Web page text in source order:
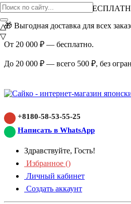
ВНИМАНИЕ АКЦИЯ!
🎁 Выгодная доставка для всех
От 20 000 ₽ — бесплатно.
До 20 000 ₽ — всего 500 ₽, без
+8180-58-53-55-25
Написать в WhatsApp
Здравствуйте, Гость!
Избранное ()
Личный кабинет
Создать аккаунт
△
▽